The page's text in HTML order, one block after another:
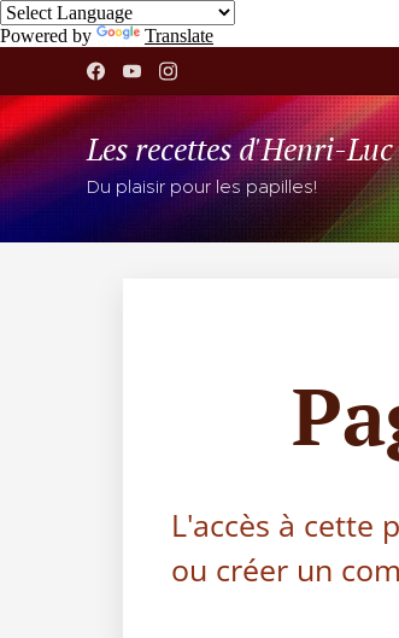
Powered by Translate
Les recettes d'Henri-Luc
Du plaisir pour les papilles!
L'accès à cette
ou créer un